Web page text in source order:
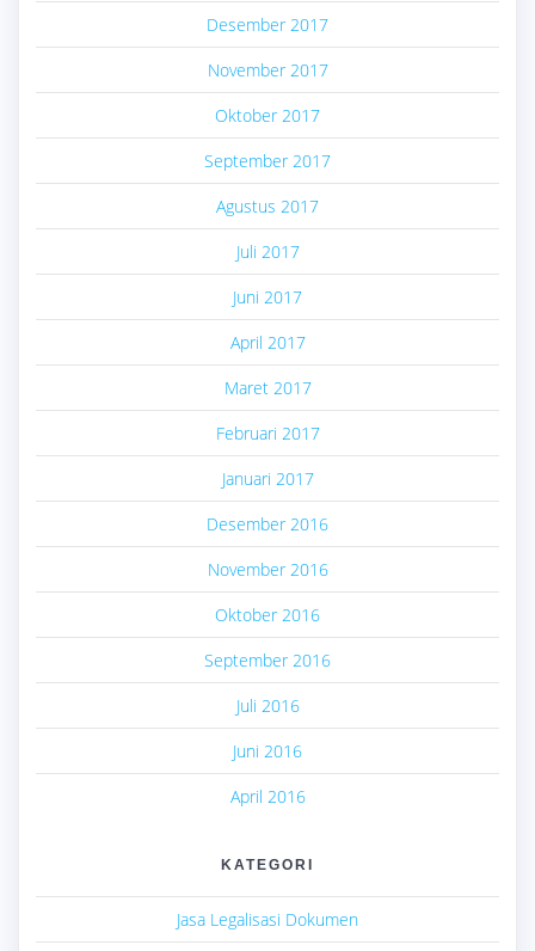
Desember 2017
November 2017
Oktober 2017
September 2017
Agustus 2017
Juli 2017
Juni 2017
April 2017
Maret 2017
Februari 2017
Januari 2017
Desember 2016
November 2016
Oktober 2016
September 2016
Juli 2016
Juni 2016
April 2016
KATEGORI
Jasa Legalisasi Dokumen